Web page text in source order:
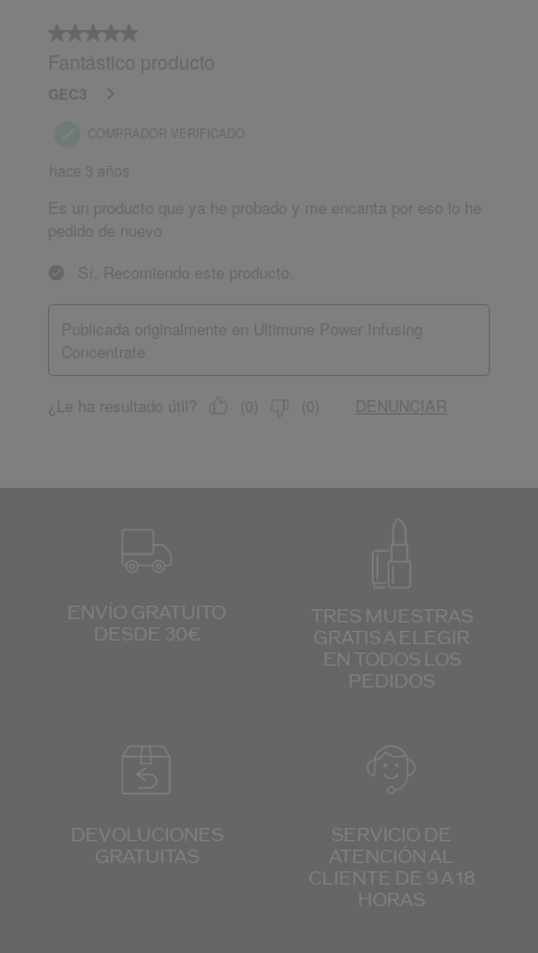
ENVÍO GRATUITO
DESDE 30€
TRES MUESTRAS
GRATIS A ELEGIR
EN TODOS LOS
PEDIDOS
DEVOLUCIONES
GRATUITAS
SERVICIO DE
ATENCIÓN AL
CLIENTE DE 9 A 18
HORAS